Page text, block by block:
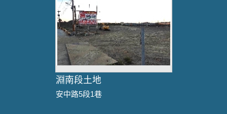
淵南段土地
安中路5段1巷